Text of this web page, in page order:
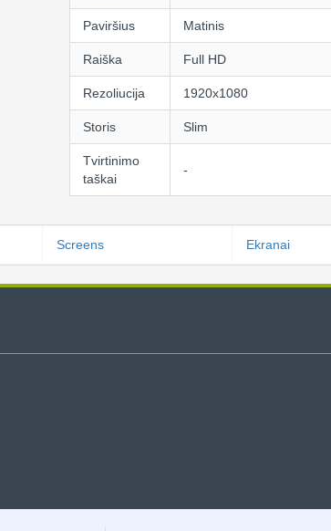
Paviršius Matinis
Raiška Full HD
Rezoliucija 1920x1080
Storis Slim
Tvirtinimo
taškai
-
Screens Ekranai